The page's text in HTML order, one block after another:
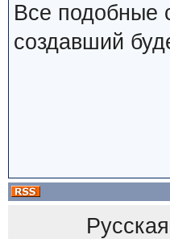
Все подобные
создавший